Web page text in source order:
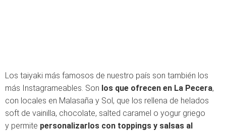
Los taiyaki más famosos de nuestro país son también los
más Instagrameables. Son los que ofrecen en La Pecera,
con locales en Malasaña y Sol, que los rellena de helados
soft de vainilla, chocolate, salted caramel o yogur griego
y permite personalizarlos con toppings y salsas al